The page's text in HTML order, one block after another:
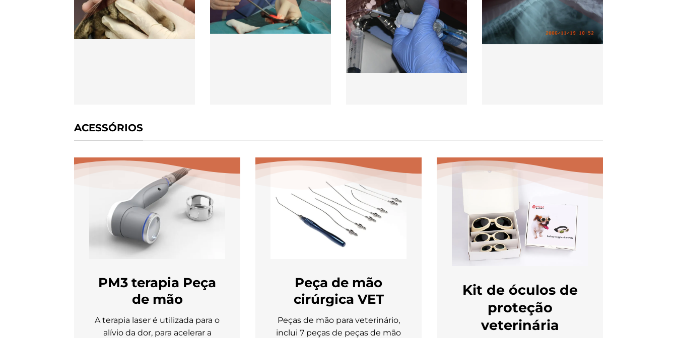
ACESSÓRIOS
PM3 terapia Peça
de mão
A terapia laser é utilizada para o
alívio da dor, para acelerar a
Peça de mão
cirúrgica VET
Peças de mão para veterinário,
inclui 7 peças de peças de mão
Kit de óculos de
proteção
veterinária